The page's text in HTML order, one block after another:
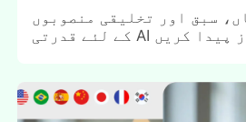
سبق اور تخلیقی منصوبوں